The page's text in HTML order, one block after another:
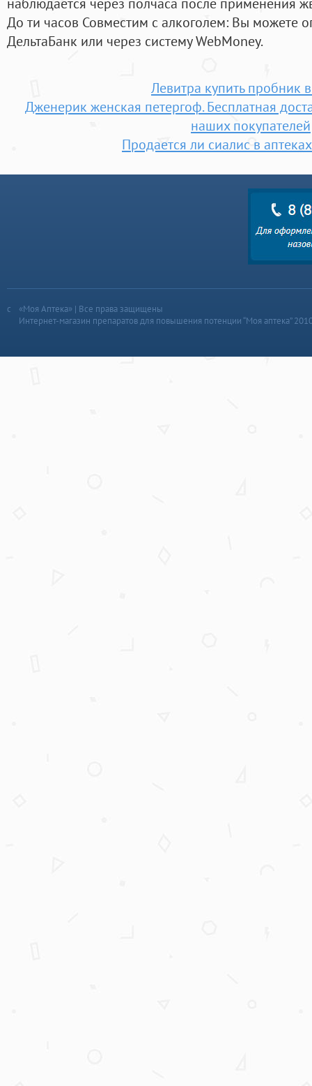
До ти часов Совместим с алкоголем: Вы можете
ДельтаБанк или через систему WebMoney.
Левитра купить пробник
Дженерик женская петергоф. Бесплатная
наших покупателей
Продается ли сиалис в
«Моя Аптека» | Все права защищены
Интернет-магазин препаратов для повышения потенции “Моя аптека”